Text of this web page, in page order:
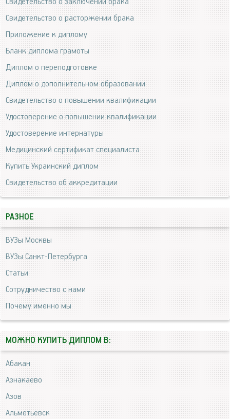
Свидетельство о расторжении брака
Приложение к диплому
Бланк диплома грамоты
Диплом о переподготовке
Диплом о дополнительном образовании
Свидетельство о повышении квалификации
Удостоверение о повышении квалификации
Удостоверение интернатуры
Медицинский сертификат специалиста
Купить Украинский диплом
Свидетельство об аккредитации
РАЗНОЕ
ВУЗы Москвы
ВУЗы Санкт-Петербурга
Статьи
Сотрудничество с нами
Почему именно мы
МОЖНО КУПИТЬ ДИПЛОМ В:
Абакан
Азнакаево
Азов
Альметьевск